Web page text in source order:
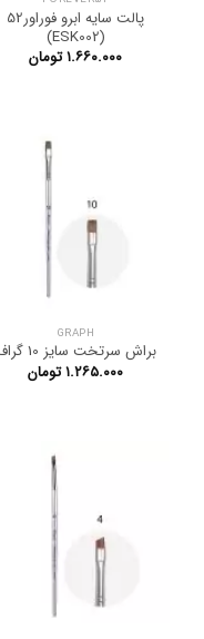
پالت سایه ابرو فوراور52
(ESK002)
۱.۶۶۰.۰۰۰تومان
GRAPH
براش سرتخت سایز 10 گراف
۱.۲۶۵.۰۰۰تومان